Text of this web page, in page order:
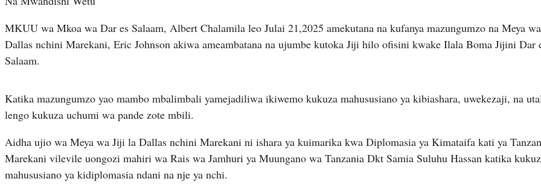
MKUU wa Mkoa wa Dar es Salaam, Albert Chalamila leo Julai 21,2025 amekutana na kufanya mazungumzo na Meya
Dallas nchini Marekani, Eric Johnson akiwa ameambatana na ujumbe kutoka Jiji hilo ofisini kwake Ilala Boma Jijini Dar
Salaam.
Katika mazungumzo yao mambo mbalimbali yamejadiliwa ikiwemo kukuza mahususiano ya kibiashara, uwekezaji, na
lengo kukuza uchumi wa pande zote mbili.
Aidha ujio wa Meya wa Jiji la Dallas nchini Marekani ni ishara ya kuimarika kwa Diplomasia ya Kimataifa kati ya
Marekani vilevile uongozi mahiri wa Rais wa Jamhuri ya Muungano wa Tanzania Dkt Samia Suluhu Hassan katika
mahususiano ya kidiplomasia ndani na nje ya nchi.